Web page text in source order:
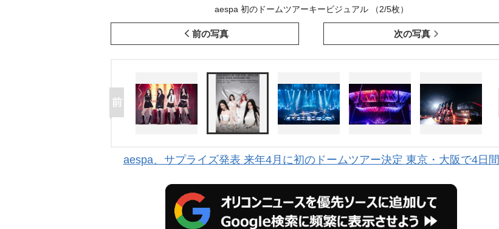
aespa 初のドームツアーキービジュアル （2/5枚）
前の写真 次の写真
aespa、サプライズ発表 来年4月に初のドームツアー決定 東京・大阪で4日間